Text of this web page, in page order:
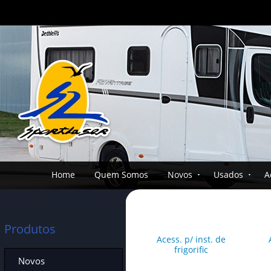
Home Quem Somos Novos Usados
Acess. p/ inst. de
frigorific
Produtos
Novos